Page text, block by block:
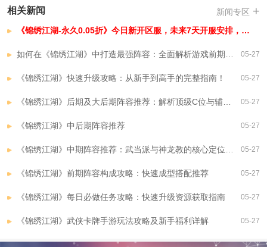
-超高品质横板卡牌，精致建模，炫酷特效，沉浸式剧情，等你体验
-游戏的音效也十分出色，配合着游戏中的各种场景和任务，让玩家更加沉
浸在游戏中
【锦绣江湖-永久0.05折】VIP介绍
相关新闻 新闻专区 +
《锦绣江湖-永久0.05折》今日新开区服，未来7天开服安排，已开区服
05-27
《锦绣江湖》快速升级攻略：从新手到高手的完整指南！ 05-27
05-27
《锦绣江湖》中后期阵容推荐 05-27
05-27
《锦绣江湖》前期阵容构成攻略：快速成型搭配推荐 05-27
《锦绣江湖》每日必做任务攻略：快速升级资源获取指南 05-27
《锦绣江湖》武侠卡牌手游玩法攻略及新手福利详解 05-27